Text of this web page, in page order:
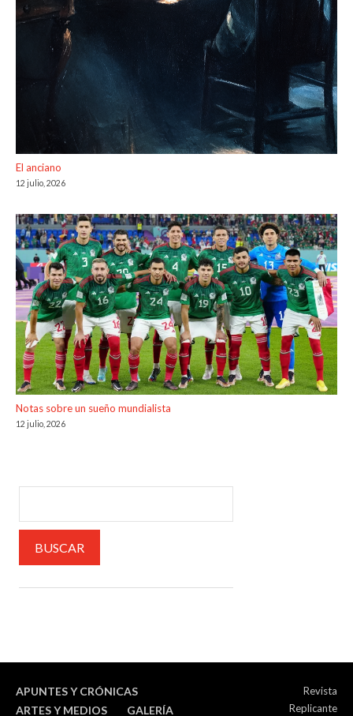
El anciano
12 julio, 2026
Notas sobre un sueño mundialista
12 julio, 2026
APUNTES Y CRÓNICAS
ARTES Y MEDIOS
GALERÍA
Revista
Replicante